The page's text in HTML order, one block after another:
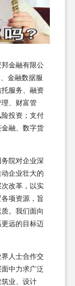
金融有限公
金融数据服
服务、融资
、财富管
投资；支付
融、数字货
院对企业深
企业壮大的
改革，以实
项资源，旨
。我们面向
远的目标迈
人士合作交
中力求广泛
业、设计